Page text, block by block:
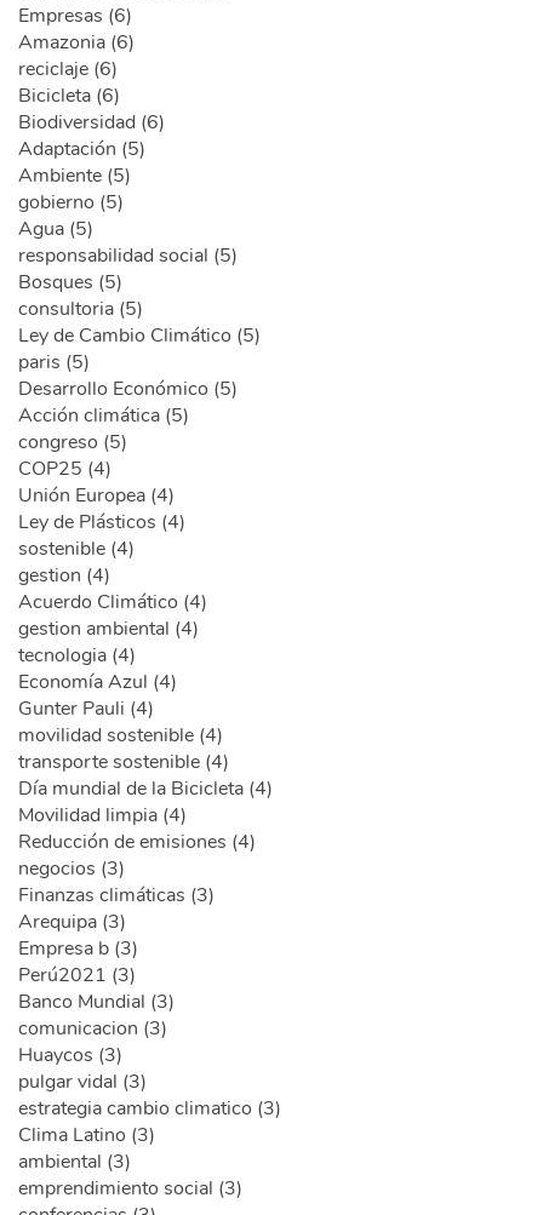
Empresas (6)
Amazonia (6)
reciclaje (6)
Bicicleta (6)
Biodiversidad (6)
Adaptación (5)
Ambiente (5)
gobierno (5)
Agua (5)
responsabilidad social (5)
Bosques (5)
consultoria (5)
Ley de Cambio Climático (5)
paris (5)
Desarrollo Económico (5)
Acción climática (5)
congreso (5)
COP25 (4)
Unión Europea (4)
Ley de Plásticos (4)
sostenible (4)
gestion (4)
Acuerdo Climático (4)
gestion ambiental (4)
tecnologia (4)
Economía Azul (4)
Gunter Pauli (4)
movilidad sostenible (4)
transporte sostenible (4)
Día mundial de la Bicicleta (4)
Movilidad limpia (4)
Reducción de emisiones (4)
negocios (3)
Finanzas climáticas (3)
Arequipa (3)
Empresa b (3)
Perú2021 (3)
Banco Mundial (3)
comunicacion (3)
Huaycos (3)
pulgar vidal (3)
estrategia cambio climatico (3)
Clima Latino (3)
ambiental (3)
emprendimiento social (3)